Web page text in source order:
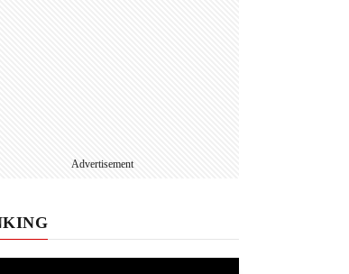
Advertisement